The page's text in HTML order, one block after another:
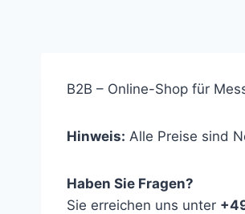
B2B – Online-Shop für
Hinweis: Alle Preise sind
Haben Sie Fragen?
Sie erreichen uns unter